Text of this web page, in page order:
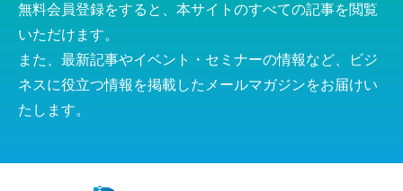
無料会員登録をすると、本サイトのすべての記事を閲覧
いただけます。
また、最新記事やイベント・セミナーの情報など、ビジ
ネスに役立つ情報を掲載したメールマガジンをお届けい
たします。